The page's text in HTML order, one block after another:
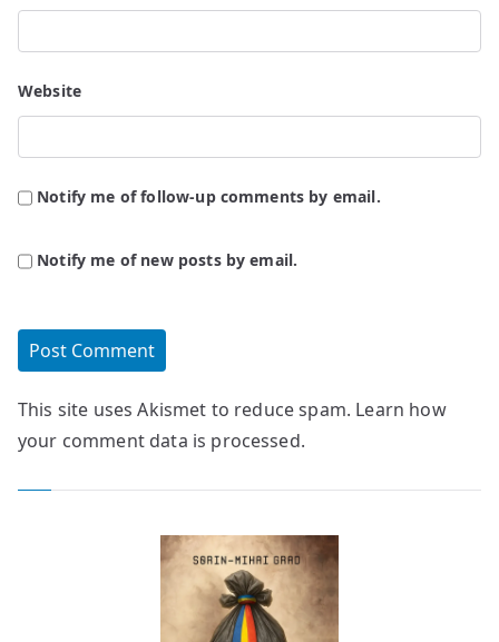
Website
Notify me of follow-up comments by email.
Notify me of new posts by email.
This site uses Akismet to reduce spam. Learn how
your comment data is processed.